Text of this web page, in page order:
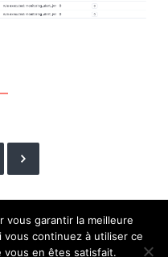
vous garantir la meilleure
continuez à utiliser ce
vous en êtes satisfait.